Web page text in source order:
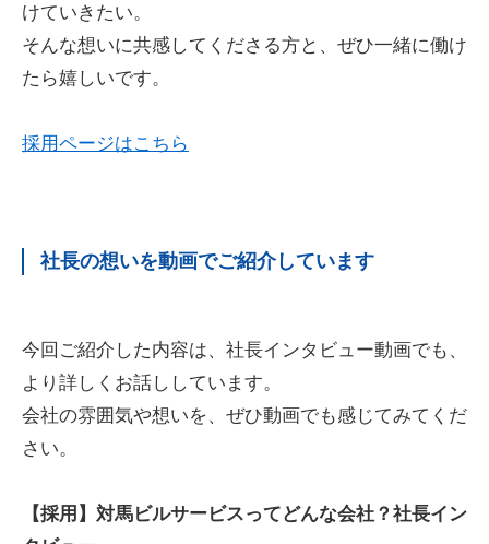
けていきたい。
そんな想いに共感してくださる方と、ぜひ一緒に働け
たら嬉しいです。
採用ページはこちら
社長の想いを動画でご紹介しています
今回ご紹介した内容は、社長インタビュー動画でも、
より詳しくお話ししています。
会社の雰囲気や想いを、ぜひ動画でも感じてみてくだ
さい。
【採用】対馬ビルサービスってどんな会社？社長イン